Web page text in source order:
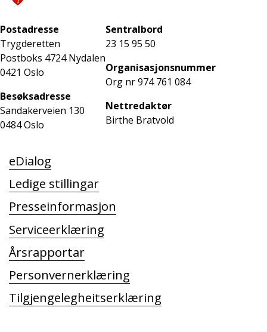
Postadresse
Trygderetten
Postboks 4724 Nydalen
0421 Oslo
Besøksadresse
Sandakerveien 130
0484 Oslo
Sentralbord
23 15 95 50
Organisasjonsnummer
Org nr 974 761 084
Nettredaktør
Birthe Bratvold
eDialog
Ledige stillingar
Presseinformasjon
Serviceerklæring
Årsrapportar
Personvernerklæring
Tilgjengelegheitserklæring